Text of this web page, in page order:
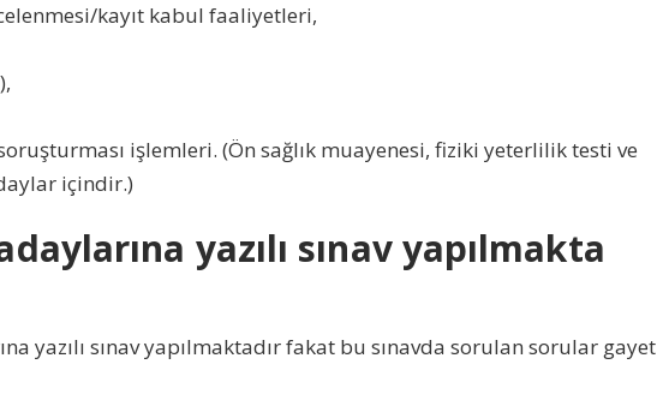
kayıt kabul faaliyetleri,
işlemleri. (Ön sağlık muayenesi, fiziki yeterlilik testi ve
içindir.)
yazılı sınav yapılmakta
yazılı sınav yapılmaktadır fakat bu sınavda sorulan sorular gayet